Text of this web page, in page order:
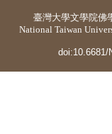
臺灣大學文學院佛
National Taiwan
doi:10.6681/